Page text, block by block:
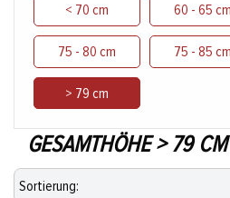
< 70 cm 60 - 65 cm
75 - 80 cm 75 - 85 cm
> 79 cm
GESAMTHÖHE > 79 CM